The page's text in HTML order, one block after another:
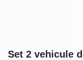
Set 2 vehicule